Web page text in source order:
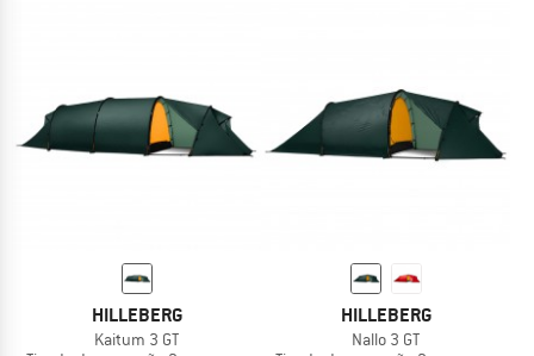
HILLEBERG
Kaitum 3 GT
HILLEBERG
Nallo 3 GT